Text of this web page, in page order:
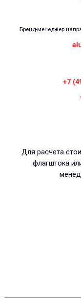
Бренд-менеджер
+7
Для расчета
флагштока